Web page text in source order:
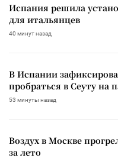
Испания решила
для итальянцев
40 минут назад
В Испании
пробраться в Сеуту на
53 минуты назад
Воздух в Москве
за лето